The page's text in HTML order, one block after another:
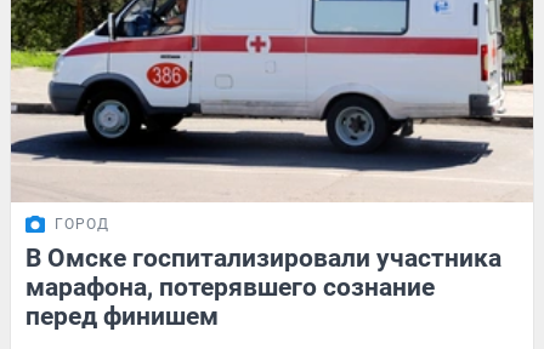
ГОРОД
В Омске госпитализировали участника
марафона, потерявшего сознание
перед финишем